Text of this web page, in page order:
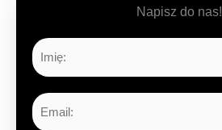
Napisz do nas!
I
m
ęE
m